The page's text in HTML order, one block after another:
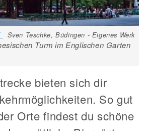
Sven Teschke, Büdingen - Eigenes Werk
Turm im Englischen Garten
bieten sich dir
So gut
Orte findest du schöne